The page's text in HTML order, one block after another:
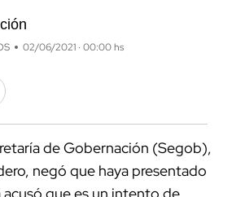
02/06/2021 · 00:00 hs
de Gobernación (Segob),
negó que haya presentado